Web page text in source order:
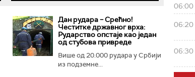
Дан рудара – Срећно!
Честитке државног врха:
Рударство опстаје као један
од стубова привреде
Више од 20.000 рудара у Србији
из подземне...
06:00
06:20
06:30